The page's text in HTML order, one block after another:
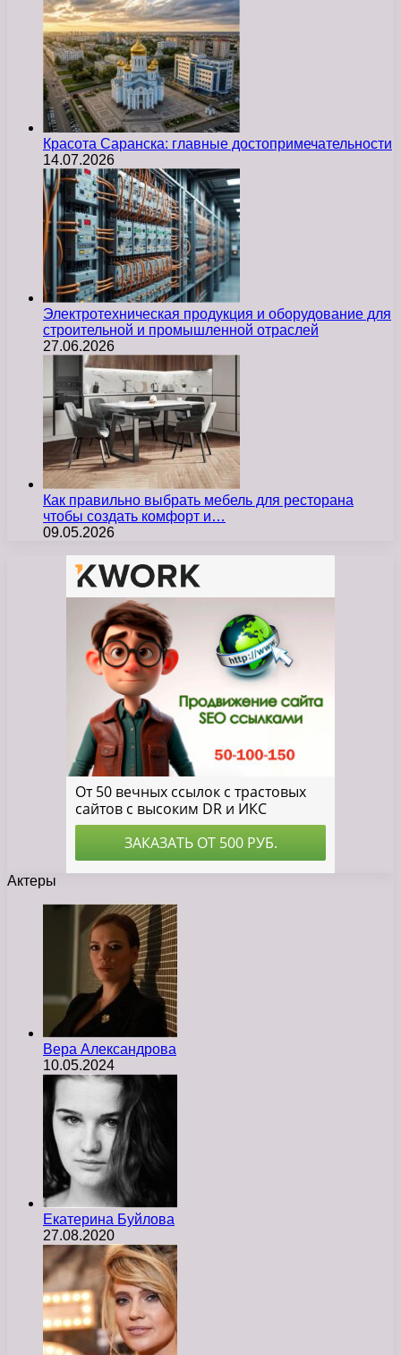
Красота Саранска: главные достопримечательности
14.07.2026
Электротехническая продукция и оборудование для
строительной и промышленной отраслей
27.06.2026
Как правильно выбрать мебель для ресторана
чтобы создать комфорт и…
09.05.2026
Актеры
Вера Александрова
10.05.2024
Екатерина Буйлова
27.08.2020